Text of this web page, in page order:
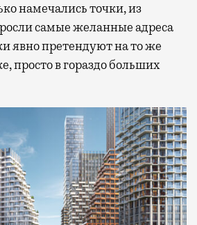
намечались точки, из
самые желанные адреса
явно претендуют на то же
просто в гораздо больших